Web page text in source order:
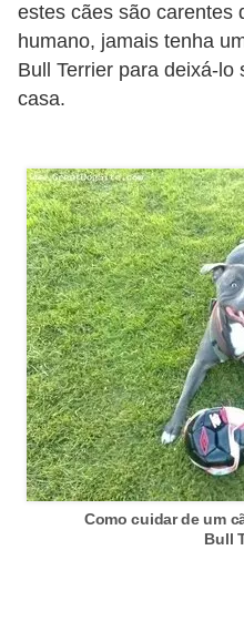
estes cães são carentes
humano, jamais tenha
Bull Terrier para deixá-
casa.
Como cuidar de um
Bull
f
e
l
o
s
P
e
i
x
e
s
o
r
n